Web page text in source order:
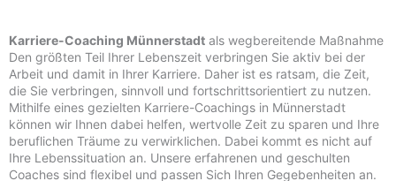
Karriere-Coaching Münnerstadt als wegbereitende Maßnahme
Den größten Teil Ihrer Lebenszeit verbringen Sie aktiv bei der
Arbeit und damit in Ihrer Karriere. Daher ist es ratsam, die Zeit,
die Sie verbringen, sinnvoll und fortschrittsorientiert zu nutzen.
Mithilfe eines gezielten Karriere-Coachings in Münnerstadt
können wir Ihnen dabei helfen, wertvolle Zeit zu sparen und Ihre
beruflichen Träume zu verwirklichen. Dabei kommt es nicht auf
Ihre Lebenssituation an. Unsere erfahrenen und geschulten
Coaches sind flexibel und passen Sich Ihren Gegebenheiten an.